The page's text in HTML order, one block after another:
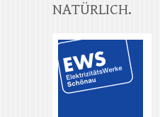
NATÜRLICH.